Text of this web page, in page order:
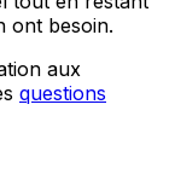
ont besoin.
aux
questions